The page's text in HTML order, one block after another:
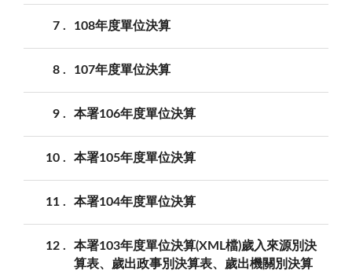
7 108年度單位決算
8 107年度單位決算
9 本署106年度單位決算
10 本署105年度單位決算
11 本署104年度單位決算
12
本署103年度單位決算(XML檔)歲入來源別決
算表、歲出政事別決算表、歲出機關別決算